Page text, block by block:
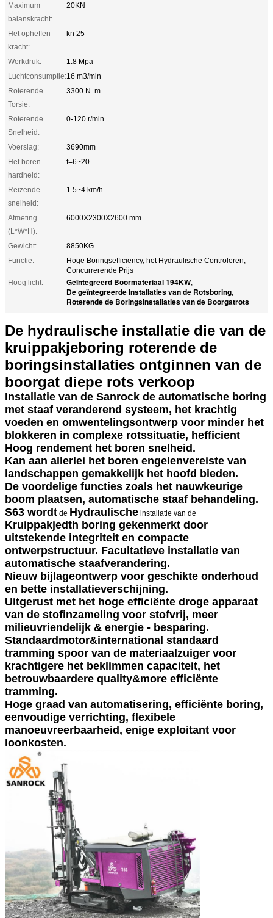
Maximum
balanskracht:
20KN
Het opheffen
kracht:
kn 25
Werkdruk:
1.8 Mpa
Luchtconsumptie:16 m3/min
Roterende
Torsie:
3300 N. m
Roterende
Snelheid:
0-120 r/min
Voerslag:
3690mm
Het boren
hardheid:
f=6~20
Reizende
snelheid:
1.5~4 km/h
Afmeting
(L*W*H):
6000X2300X2600 mm
Gewicht:
8850KG
Functie:
Hoge Boringsefficiency, het Hydraulische Controleren,
Concurrerende Prijs
Hoog licht:
Geïntegreerd Boormateriaal 194KW,
De geïntegreerde Installaties van de Rotsboring,
Roterende de Boringsinstallaties van de Boorgatrots
De hydraulische installatie die van de
kruippakjeboring roterende de
boringsinstallaties ontginnen van de
boorgat diepe rots verkoop
Installatie van de Sanrock de automatische boring
met staaf veranderend systeem, het krachtig
voeden en omwentelingsontwerp voor minder het
blokkeren in complexe rotssituatie, hefficient
Hoog rendement het boren snelheid.
Kan aan allerlei het boren engelenvereiste van
landschappen gemakkelijk het hoofd bieden.
De voordelige functies zoals het nauwkeurige
boom plaatsen, automatische staaf behandeling.
S63 wordt de Hydraulische installatie van de
Kruippakjedth boring gekenmerkt door
uitstekende integriteit en compacte
ontwerpstructuur. Facultatieve installatie van
automatische staafverandering.
Nieuw bijlageontwerp voor geschikte onderhoud
en bette installatieverschijning.
Uitgerust met het hoge efficiënte droge apparaat
van de stofinzameling voor stofvrij, meer
milieuvriendelijk & energie - besparing.
Standaardmotor&international standaard
tramming spoor van de materiaalzuiger voor
krachtigere het beklimmen capaciteit, het
betrouwbaardere quality&more efficiënte
tramming.
Hoge graad van automatisering, efficiënte boring,
eenvoudige verrichting, flexibele
manoeuvreerbaarheid, enige exploitant voor
loonkosten.